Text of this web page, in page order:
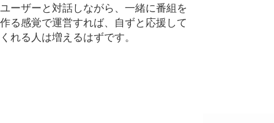
ユーザーと対話しながら、一緒に番組を
作る感覚で運営すれば、自ずと応援して
くれる人は増えるはずです。